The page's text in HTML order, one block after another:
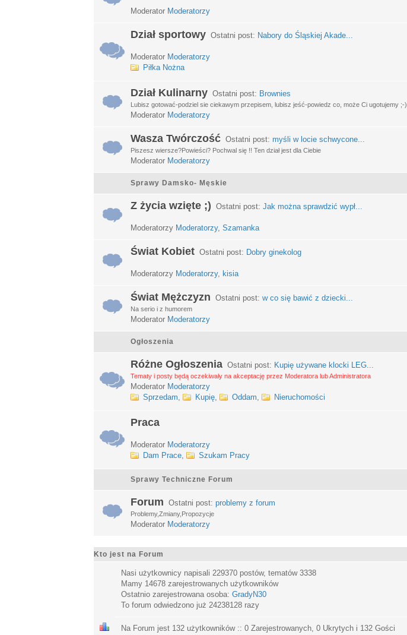
Moderator Moderatorzy
Dział sportowy Ostatni post: Nabory do Śląskiej Akade...
Moderator Moderatorzy
Piłka Nożna
Dział Kulinarny Ostatni post: Brownies
Lubisz gotować-podziel sie ciekawym przepisem, lubisz jeść-powiedz co, może Ci ugotujemy ;-)
Moderator Moderatorzy
Wasza Twórczość Ostatni post: myśli w locie schwycone...
Piszesz wiersze?Powieści? Pochwal się !! Ten dział jest dla Ciebie
Moderator Moderatorzy
Sprawy Damsko- Męskie
Z życia wzięte ;) Ostatni post: Jak można sprawdzić wypł...
Moderatorzy Moderatorzy, Szamanka
Świat Kobiet Ostatni post: Dobry ginekolog
Moderatorzy Moderatorzy, kisia
Świat Mężczyzn Ostatni post: w co się bawić z dziecki...
Na serio i z humorem
Moderator Moderatorzy
Ogłoszenia
Różne Ogłoszenia Ostatni post: Kupię używane klocki LEG...
Tematy i posty będą oczekiwały na akceptację przez Moderatora lub Administratora
Moderator Moderatorzy
Sprzedam, Kupię, Oddam, Nieruchomości
Praca
Moderator Moderatorzy
Dam Prace, Szukam Pracy
Sprawy Techniczne Forum
Forum Ostatni post: problemy z forum
Problemy,Zmiany,Propozycje
Moderator Moderatorzy
Kto jest na Forum
Nasi użytkownicy napisali 229370 postów, tematów 3338
Mamy 14678 zarejestrowanych użytkowników
Ostatnio zarejestrowana osoba: GradyN30
To forum odwiedzono już 24238128 razy
Na Forum jest 132 użytkowników :: 0 Zarejestrowanych, 0 Ukrytych i 132 Gości